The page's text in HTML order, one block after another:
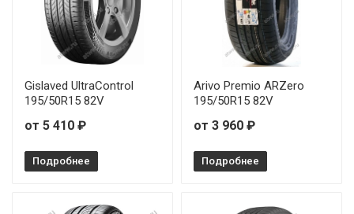
Gislaved UltraControl
195/50R15 82V
от 5 410 ₽
Подробнее
Arivo Premio ARZero
195/50R15 82V
от 3 960 ₽
Подробнее